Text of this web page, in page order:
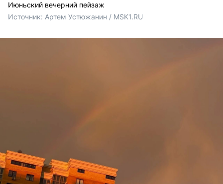
Июньский вечерний пейзаж
Источник: Артем Устюжанин / MSK1.RU